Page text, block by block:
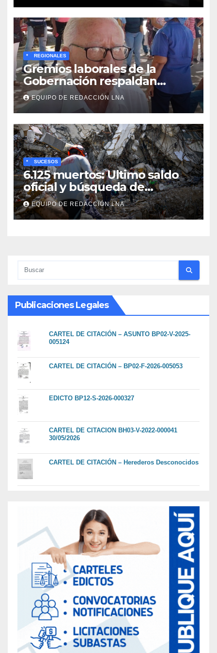
* REGIONALES
Gremios laborales de la
Gobernación respaldan
propuesta de Bono
Recreativo de 100 dólares
para jubilados, pensionados y
activos
EQUIPO DE REDACCIÓN LNA
* SUCESOS
6.125 muertos: Ultimo saldo
oficial y búsqueda de
cadáveres continúa entre los
escombros
EQUIPO DE REDACCIÓN LNA
Publicaciones Legales
CARTEL DE CITACIÓN – ASUNTO BP02-V-2025-
005124
CARTEL DE CITACIÓN – BP02-F-2026-005053
EDICTO BP12-S-2026-000327
CARTEL DE CITACION BH03-V-2022-000041
30/05/2026
CARTEL DE CITACIÓN – Herederos Desconocidos